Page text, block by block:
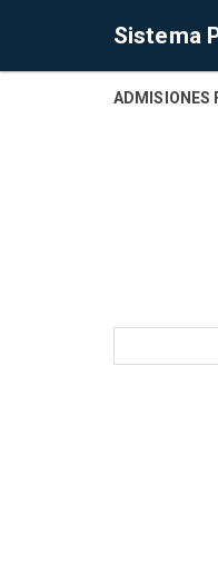
Sistema
ADMISIONES